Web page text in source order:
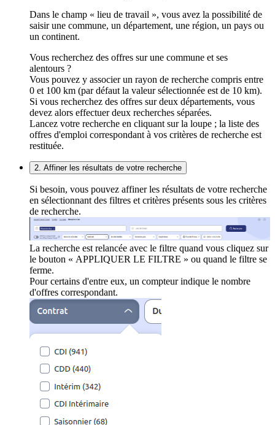
Dans le champ « lieu de travail », vous avez la possibilité de
saisir une commune, un département, une région, un pays ou
un continent.
Vous recherchez des offres sur une commune et ses
alentours ?
Vous pouvez y associer un rayon de recherche compris entre
0 et 100 km (par défaut la valeur sélectionnée est de 10 km).
Si vous recherchez des offres sur deux départements, vous
devez alors effectuer deux recherches séparées.
Lancez votre recherche en cliquant sur la loupe ; la liste des
offres d'emploi correspondant à vos critères de recherche est
restituée.
2. Affiner les résultats de votre recherche
Si besoin, vous pouvez affiner les résultats de votre recherche
en sélectionnant des filtres et critères présents sous les critères
de recherche.
La recherche est relancée avec le filtre quand vous cliquez sur
le bouton « APPLIQUER LE FILTRE » ou quand le filtre se
ferme.
Pour certains d'entre eux, un compteur indique le nombre
d'offres correspondant.